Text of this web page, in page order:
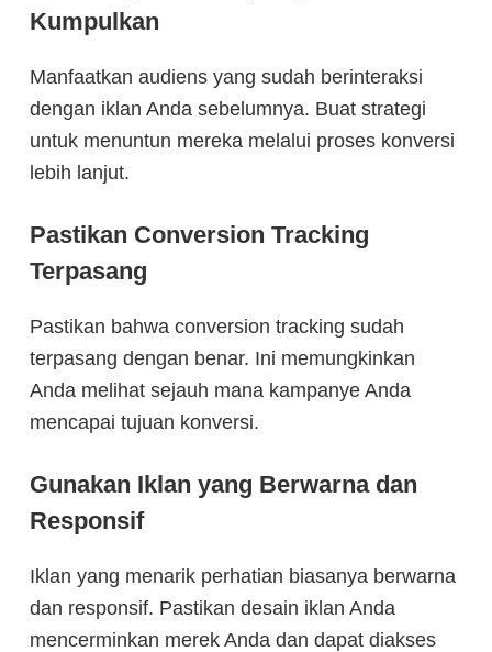
Kumpulkan
Manfaatkan audiens yang sudah berinteraksi
dengan iklan Anda sebelumnya. Buat strategi
untuk menuntun mereka melalui proses konversi
lebih lanjut.
Pastikan Conversion Tracking
Terpasang
Pastikan bahwa conversion tracking sudah
terpasang dengan benar. Ini memungkinkan
Anda melihat sejauh mana kampanye Anda
mencapai tujuan konversi.
Gunakan Iklan yang Berwarna dan
Responsif
Iklan yang menarik perhatian biasanya berwarna
dan responsif. Pastikan desain iklan Anda
mencerminkan merek Anda dan dapat diakses